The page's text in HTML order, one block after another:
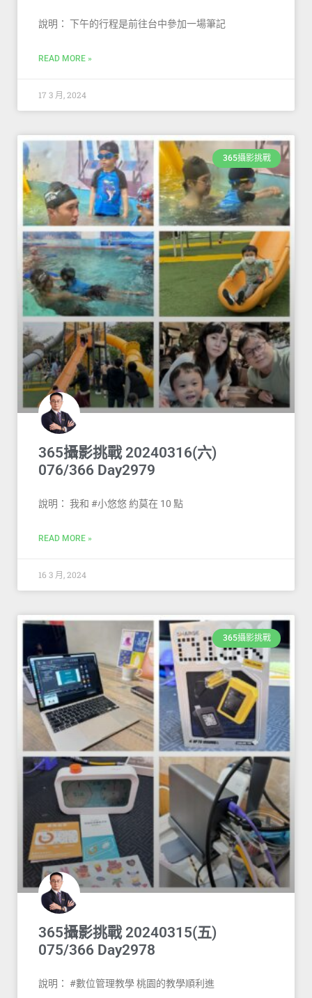
說明： 下午的行程是前往台中參加一場筆記
READ MORE »
17 3 月, 2024
365攝影挑戰
365攝影挑戰 20240316(六)
076/366 Day2979
說明： 我和 #小悠悠 約莫在 10 點
READ MORE »
16 3 月, 2024
365攝影挑戰
365攝影挑戰 20240315(五)
075/366 Day2978
說明： #數位管理教學 桃園的教學順利進